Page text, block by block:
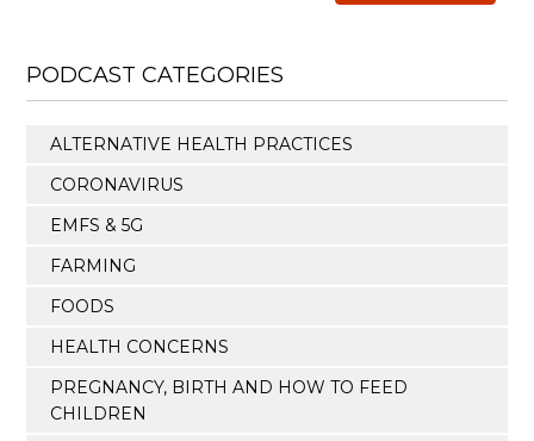
PODCAST CATEGORIES
ALTERNATIVE HEALTH PRACTICES
CORONAVIRUS
EMFS & 5G
FARMING
FOODS
HEALTH CONCERNS
PREGNANCY, BIRTH AND HOW TO FEED
CHILDREN